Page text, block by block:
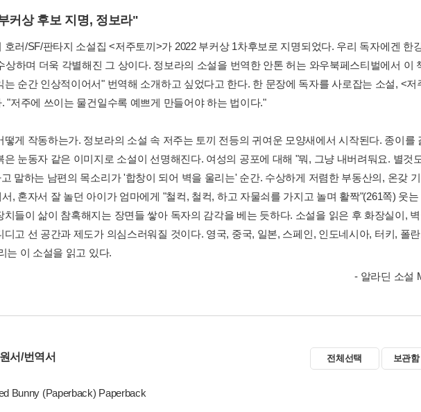
커상 후보 지명, 정보라"
호러/SF/판타지 소설집 <저주토끼>가 2022 부커상 1차후보로 지명되었다. 우리 독자에겐 한
상하며 더욱 각별해진 그 상이다. 정보라의 소설을 번역한 안톤 허는 와우북페스티벌에서 이
는 순간 인상적이어서" 번역해 소개하고 싶었다고 한다. 한 문장에 독자를 사로잡는 소설, <저
"저주에 쓰이는 물건일수록 예쁘게 만들어야 하는 법이다."
떻게 작동하는가. 정보라의 소설 속 저주는 토끼 전등의 귀여운 모양새에서 시작된다. 종이를
은 눈동자 같은 이미지로 소설이 선명해진다. 여성의 공포에 대해 "뭐, 그냥 내버려둬요. 별것
말하는 남편의 목소리가 '합창이 되어 벽을 울리는' 순간. 수상하게 저렴한 부동산의, 온갖
, 혼자서 잘 놀던 아이가 엄마에게 "철컥, 철컥, 하고 자물쇠를 가지고 놀며 활짝"(261쪽) 웃
치들이 삶이 참혹해지는 장면들 쌓아 독자의 감각을 베는 듯하다. 소설을 읽은 후 화장실이,
디고 선 공간과 제도가 의심스러워질 것이다. 영국, 중국, 일본, 스페인, 인도네시아, 터키, 폴
는 이 소설을 읽고 있다.
- 알라딘 소설
서/번역서 전체선택 보관함
Bunny (Paperback) Paperback